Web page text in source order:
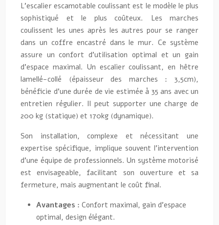
L’escalier escamotable coulissant est le modèle le plus
sophistiqué et le plus coûteux. Les marches
coulissent les unes après les autres pour se ranger
dans un coffre encastré dans le mur. Ce système
assure un confort d’utilisation optimal et un gain
d’espace maximal. Un escalier coulissant, en hêtre
lamellé-collé (épaisseur des marches : 3,5cm),
bénéficie d’une durée de vie estimée à 35 ans avec un
entretien régulier. Il peut supporter une charge de
200 kg (statique) et 170kg (dynamique).
Son installation, complexe et nécessitant une
expertise spécifique, implique souvent l’intervention
d’une équipe de professionnels. Un système motorisé
est envisageable, facilitant son ouverture et sa
fermeture, mais augmentant le coût final.
Avantages : Confort maximal, gain d’espace
optimal, design élégant.